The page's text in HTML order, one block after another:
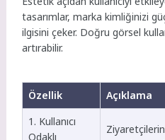
tasarımlar, marka kimliğinizi
ilgisini çeker. Doğru görsel
artırabilir.
Özellik
Açıklama
1. Kullanıcı
Odaklı